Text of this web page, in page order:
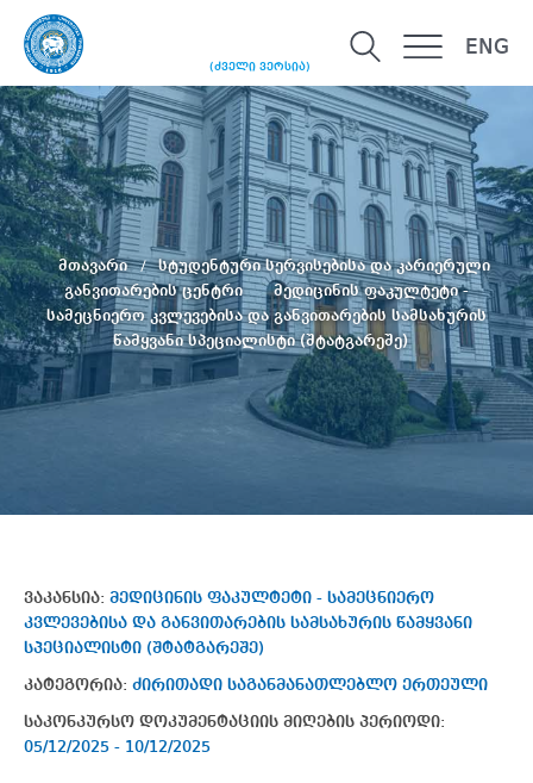
(ძველი ვერსია)
ENG
მთავარი
სტუდენტური სერვისებისა და კარიერული
განვითარების ცენტრი
მედიცინის ფაკულტეტი -
სამეცნიერო კვლევებისა და განვითარების სამსახურის
წამყვანი სპეციალისტი (შტატგარეშე)
ვაკანსია: მედიცინის ფაკულტეტი - სამეცნიერო
კვლევებისა და განვითარების სამსახურის წამყვანი
სპეციალისტი (შტატგარეშე)
კატეგორია: ძირითადი საგანმანათლებლო ერთეული
საკონკურსო დოკუმენტაციის მიღების პერიოდი:
05/12/2025 - 10/12/2025